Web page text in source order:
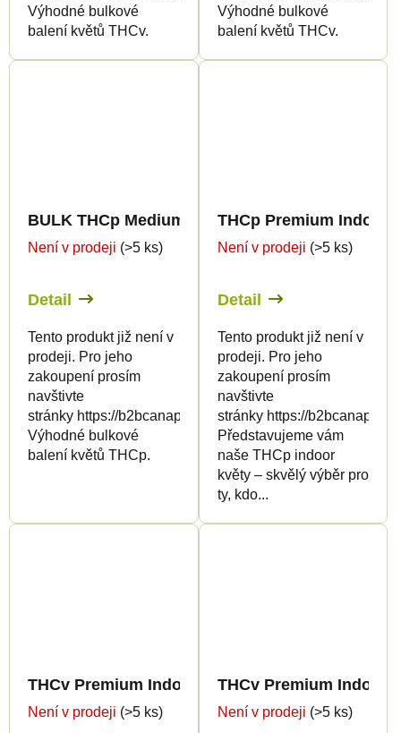
Výhodné bulkové
balení květů THCv.
Výhodné bulkové
balení květů THCv.
BULK THCp Medium Greenhouse Quality 8%
Není v prodeji (>5 ks)
Detail
Tento produkt již není v
prodeji. Pro jeho
zakoupení prosím
navštivte
stránky https://b2bcanapuff.com/
Výhodné bulkové
balení květů THCp.
THCp Premium Indoor
Není v prodeji (>5 ks)
Detail
Tento produkt již není v
prodeji. Pro jeho
zakoupení prosím
navštivte
stránky https://
Představujeme vám
naše THCp indoor
květy – skvělý výběr pro
ty, kdo...
THCv Premium Indoor Edition 5%
Není v prodeji (>5 ks)
THCv Premium Indoor
Není v prodeji (>5 ks)